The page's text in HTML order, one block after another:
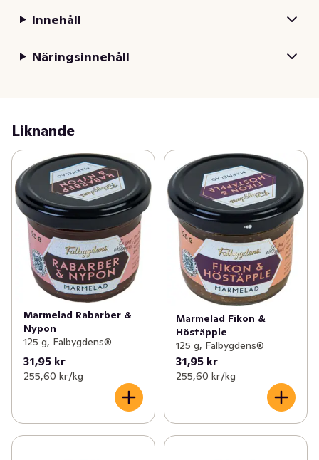
Innehåll
Näringsinnehåll
Liknande
Marmelad Rabarber &
Nypon
125 g, Falbygdens®
31,95 kr
255,60 kr /kg
Marmelad Fikon &
Höstäpple
125 g, Falbygdens®
31,95 kr
255,60 kr /kg